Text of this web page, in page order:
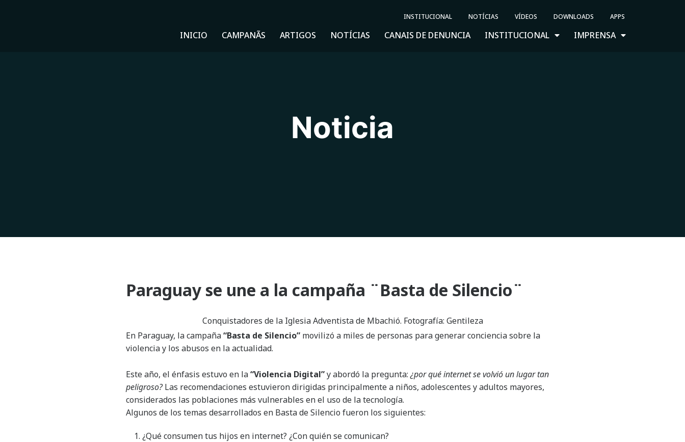
INSTITUCIONAL NOTÍCIAS VÍDEOS DOWNLOADS APPS
INICIO CAMPANÃS ARTIGOS NOTÍCIAS CANAIS DE DENUNCIA INSTITUCIONAL IMPRENSA
Noticia
Paraguay se une a la campaña ¨Basta de Silencio¨
Conquistadores de la Iglesia Adventista de Mbachió. Fotografía: Gentileza
En Paraguay, la campaña“Basta de Silencio” movilizó a miles de personas para generar conciencia sobre la
violencia y los abusos en la actualidad.
Este año, el énfasis estuvo en la“Violencia Digital”y abordó la pregunta:¿por qué internet se volvió un lugar tan
peligroso?Las recomendaciones estuvieron dirigidas principalmente a niños, adolescentes y adultos mayores,
considerados las poblaciones más vulnerables en el uso de la tecnología.
Algunos de los temas desarrollados en Basta de Silencio fueron los siguientes:
¿Qué consumen tus hijos en internet? ¿Con quién se comunican?